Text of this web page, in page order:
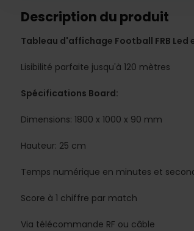
Description du produit
Tableau d'affichage Football FRB Led
Lisibilité parfaite jusqu'à 120 mètres
Spécifications Board:
Dimensions: 1800 x 1000 x 90 mm
Hauteur: 25 cm
Temps numérique en minutes et
Score à 1 chiffre par match
Via télécommande RF ou câble